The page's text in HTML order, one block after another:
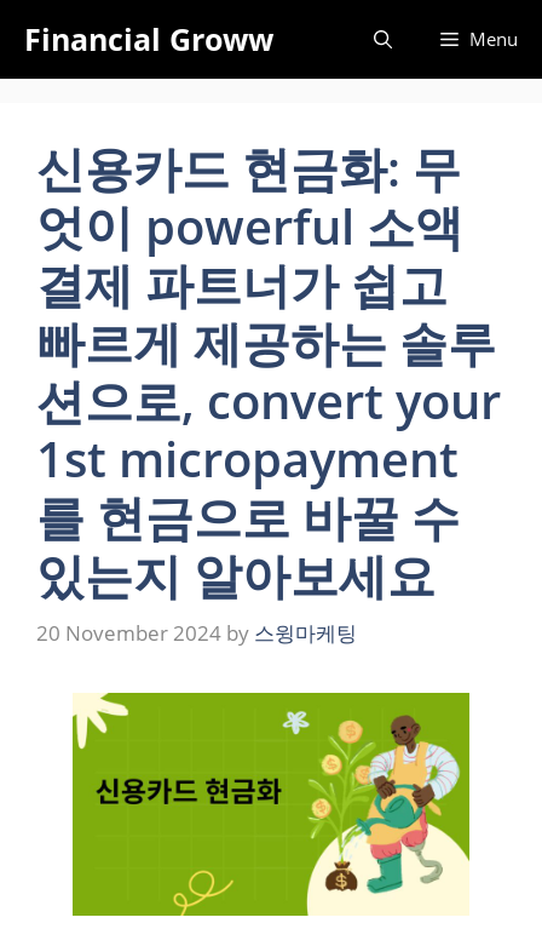
content
Financial Groww Menu
신용카드 현금화: 무
엇이 powerful 소액
결제 파트너가 쉽고
빠르게 제공하는 솔루
션으로, convert your
1st micropayment
를 현금으로 바꿀 수
있는지 알아보세요
20 November 2024 by 스윙마케팅